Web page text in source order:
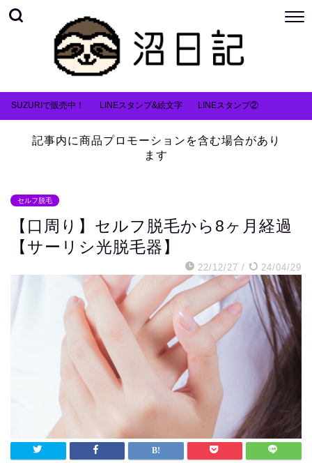
SUZURIで販売中！ LINEスタンプ&絵文字 LINEスタンプ②
記事内に商品プロモーションを含む場合があり
ます
セルフ脱毛
【口周り】セルフ脱毛から8ヶ月経過
【サーリシ光脱毛器】
22/12/27 / 24/04/29